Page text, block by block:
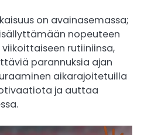
on avainasemassa;
nopeuteen
rutiiniinsa,
parannuksia ajan
aikarajoitetuilla
ja auttaa